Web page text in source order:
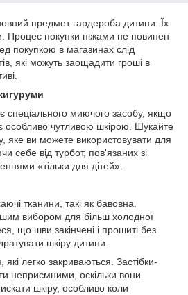
предмет гардероба дитини. Їх
Процес покупки піжами не повинен
покупкою в магазинах слід
які можуть заощадити гроші в
спеціального миючого засобу, якщо
особливо чутливою шкірою. Шукайте
яке ви можете використовувати для
себе від турбот, пов'язаних зі
«тільки для дітей».
тканини, такі як бавовна.
вибором для більш холодної
що шви закінчені і прошиті без
шкіру дитини.
легко закриваються. Застібки-
неприємними, оскільки вони
шкіру, особливо коли